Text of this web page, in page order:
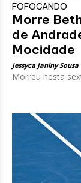
FOFOCANDO
Morre
de
Mocidade
Jessyca Janiny Sousa
Morreu nesta